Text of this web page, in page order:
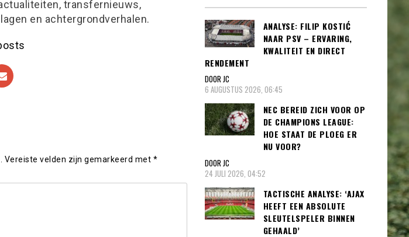
transfernieuws,
en achtergrondverhalen.
Vereiste velden zijn gemarkeerd met *
ANALYSE: FILIP KOSTIĆ
NAAR PSV – ERVARING,
KWALITEIT EN DIRECT
RENDEMENT
DOOR JC
6 AUGUSTUS 2026, 06:45
NEC BEREID ZICH VOOR OP
DE CHAMPIONS LEAGUE:
HOE STAAT DE PLOEG ER
NU VOOR?
DOOR JC
24 JULI 2026, 04:52
TACTISCHE ANALYSE: ‘AJAX
HEEFT EEN ABSOLUTE
SLEUTELSPELER BINNEN
GEHAALD’